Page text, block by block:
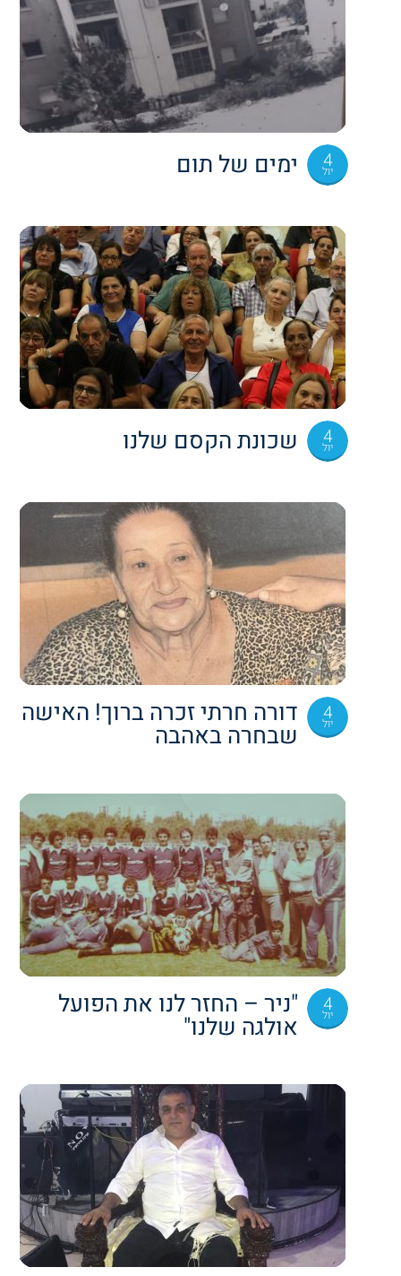
4
יול ימים של תום
4
יול שכונת הקסם שלנו
4
יול דורה חרתי זכרה ברוך! האישה
שבחרה באהבה
4
יול "ניר – החזר לנו את הפועל
אולגה שלנו"